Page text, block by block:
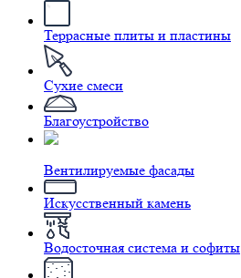
Террасные плиты и пластины
Сухие смеси
Благоустройство
Вентилируемые фасады
Искусственный камень
Водосточная система и софиты